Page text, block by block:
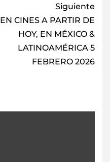
Siguiente
EN CINES A PARTIR DE
HOY, EN MÉXICO &
LATINOAMÉRICA 5
FEBRERO 2026